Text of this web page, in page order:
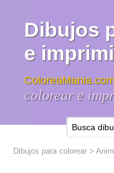
Dibujos
e
colorear e
Dibujos para colorear >